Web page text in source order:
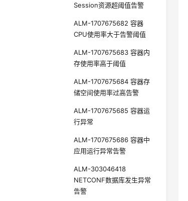
Session资源超阈值告警
ALM-1707675682 容器
CPU使用率大于告警阈值
ALM-1707675683 容器内
存使用率高于阈值
ALM-1707675684 容器存
储空间使用率过高告警
ALM-1707675685 容器运
行异常
ALM-1707675686 容器中
应用运行异常告警
ALM-303046418
NETCONF数据库发生异常
告警